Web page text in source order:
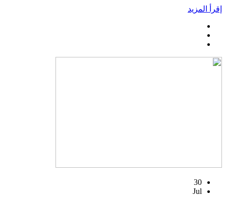
إقرأ المزيد
30
Jul